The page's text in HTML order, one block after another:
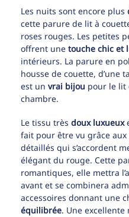
Les nuits sont encore plus
cette parure de lit à
roses rouges. Les petites
offrent une touche chic et
intérieurs. La parure en
housse de couette, d’une
est un vrai bijou pour le lit
chambre.
Le tissu très doux luxueux
fait pour être vu grâce
détaillés qui s’accordent
élégant du rouge. Cette
romantiques, elle mettra
avant et se combinera
accessoires donnant une
équilibrée. Une